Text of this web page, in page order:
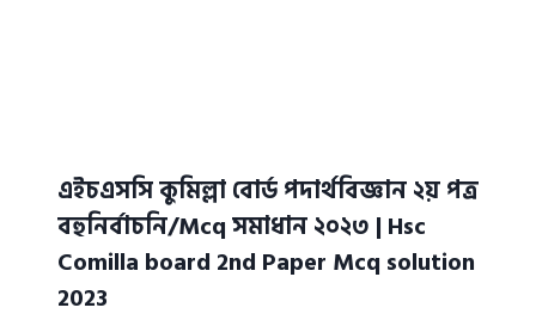
এইচএসসি কুমিল্লা বোর্ড পদার্থবিজ্ঞান ২য় পত্র
বহুনির্বাচনি/Mcq সমাধান ২০২৩ | Hsc
Comilla board 2nd Paper Mcq solution
2023